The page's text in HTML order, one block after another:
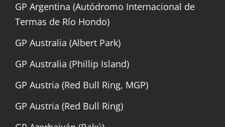
GP Argentina (Autódromo Internacional de
Termas de Río Hondo)
GP Australia (Albert Park)
GP Australia (Phillip Island)
GP Austria (Red Bull Ring, MGP)
GP Austria (Red Bull Ring)